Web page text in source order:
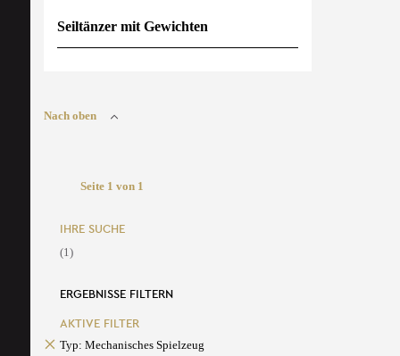
Seiltänzer mit Gewichten
Nach oben
Seite 1 von 1
IHRE SUCHE
(1)
ERGEBNISSE FILTERN
AKTIVE FILTER
Typ: Mechanisches Spielzeug